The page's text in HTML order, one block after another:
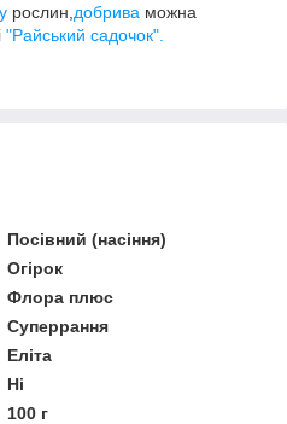
рослин, добрива можна
"Райський садочок".
Посівний (насіння)
Огірок
Флора плюс
Суперрання
Еліта
Ні
100 г